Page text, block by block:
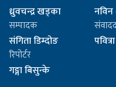
ध्रुवचन्द्र खड्का नविन
सम्पादक
संगिता डिम्दोङ
रिपोर्टर
गङ्गा बिसुन्के